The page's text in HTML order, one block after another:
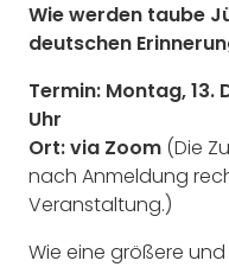
Wie werden taube
deutschen
Termin: Montag, 13.
Uhr
Ort: via Zoom (Die
nach Anmeldung
Veranstaltung.)
Wie eine größere